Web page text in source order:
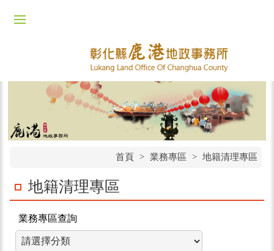
首頁 > 業務專區 > 地籍清理專區
地籍清理專區
業務專區查詢